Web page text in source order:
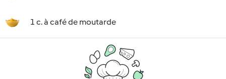
1 c. à café de moutarde